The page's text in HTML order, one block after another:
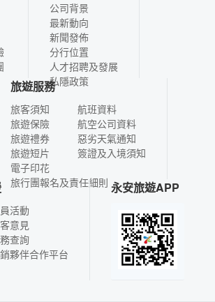
公司背景
最新動向
新聞發佈
分行位置
人才招聘及發展
私隱政策
旅遊服務
旅客須知
旅遊保險
旅遊禮券
旅遊短片
電子印花
航班資料
航空公司資料
惡劣天氣通知
簽證及入境須知
旅行團報名及責任細則
活動
意見
查詢
夥伴合作平台
永安旅遊APP